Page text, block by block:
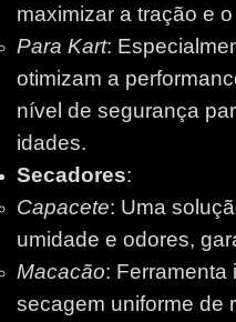
maximizar a tração e
Para Kart:
otimizam a
nível de segurança
idades.
Secadores:
Capacete: Uma
umidade e odores,
Macacão: Ferramenta
secagem uniforme de